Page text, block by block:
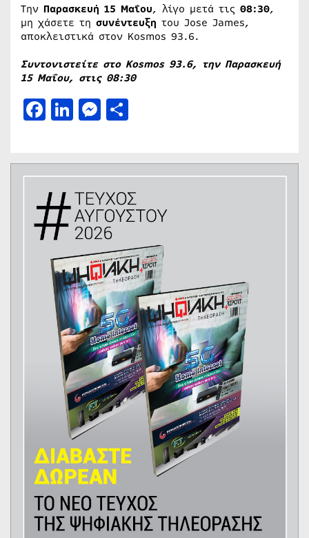
Την Παρασκευή 15 Μαΐου, λίγο μετά τις 08:30,
μη χάσετε τη συνέντευξη του Jose James,
αποκλειστικά στον Kosmos 93.6.
Συντονιστείτε στο Kosmos 93.6, την Παρασκευή
15 Μαΐου, στις 08:30
Facebook
LinkedIn
Messenger